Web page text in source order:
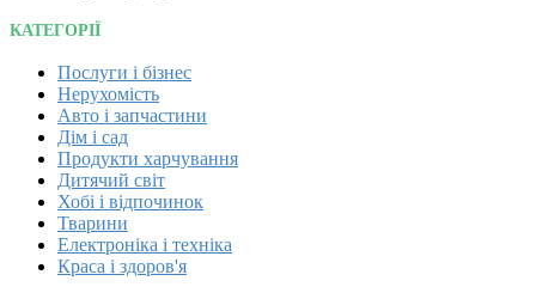
КАТЕГОРІЇ
Послуги і бізнес
Нерухомість
Авто і запчастини
Дім і сад
Продукти харчування
Дитячий світ
Хобі і відпочинок
Тварини
Електроніка і техніка
Краса і здоров'я